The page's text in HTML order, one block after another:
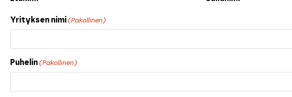
Yrityksen nimi (Pakollinen)
Puhelin (Pakollinen)